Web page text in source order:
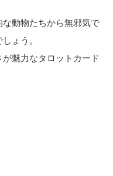
動物たちから無邪気で
ょう。
魅力なタロットカード